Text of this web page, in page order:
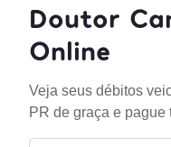
Doutor
Online
Veja seus débitos
PR de graça e pague